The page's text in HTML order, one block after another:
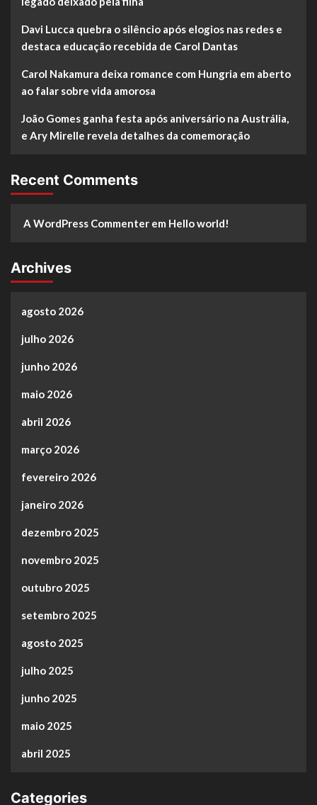
Davi Lucca quebra o silêncio após elogios nas redes e
destaca educação recebida de Carol Dantas
Carol Nakamura deixa romance com Hungria em aberto
ao falar sobre vida amorosa
João Gomes ganha festa após aniversário na Austrália,
e Ary Mirelle revela detalhes da comemoração
Recent Comments
A WordPress Commenter em Hello world!
Archives
agosto 2026
julho 2026
junho 2026
maio 2026
abril 2026
março 2026
fevereiro 2026
janeiro 2026
dezembro 2025
novembro 2025
outubro 2025
setembro 2025
agosto 2025
julho 2025
junho 2025
maio 2025
abril 2025
Categories